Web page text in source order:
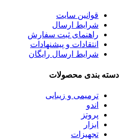
قوانین سایت
شرایط ارسال
راهنمای ثبت سفارش
انتقادات و پیشنهادات
شرایط ارسال رایگان
دسته بندی محصولات
ترمیمی و زیبایی
اندو
پروتز
ابزار
تجهیزات